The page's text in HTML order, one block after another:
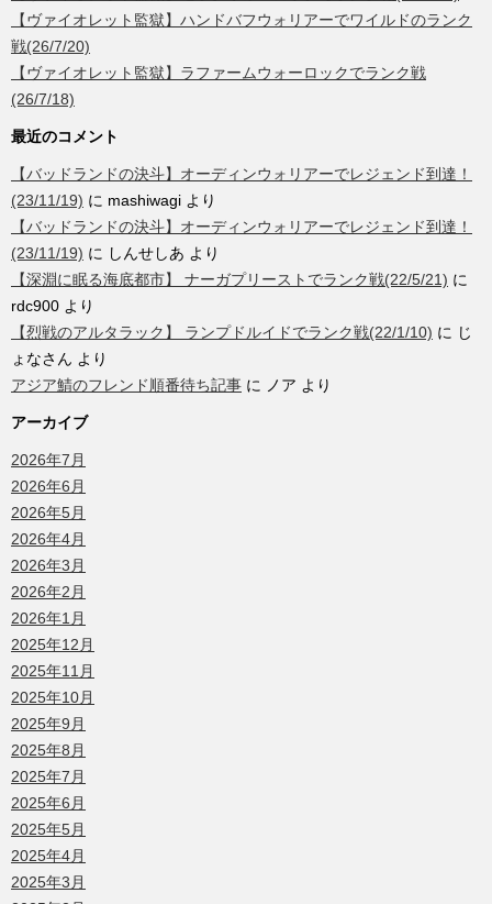
【ヴァイオレット監獄】ハンドバフウォリアーでワイルドのランク
戦(26/7/20)
【ヴァイオレット監獄】ラファームウォーロックでランク戦
(26/7/18)
最近のコメント
【バッドランドの決斗】オーディンウォリアーでレジェンド到達！
(23/11/19) に mashiwagi より
【バッドランドの決斗】オーディンウォリアーでレジェンド到達！
(23/11/19) に しんせしあ より
【深淵に眠る海底都市】 ナーガプリーストでランク戦(22/5/21) に
rdc900 より
【烈戦のアルタラック】 ランプドルイドでランク戦(22/1/10) に じ
ょなさん より
アジア鯖のフレンド順番待ち記事 に ノア より
アーカイブ
2026年7月
2026年6月
2026年5月
2026年4月
2026年3月
2026年2月
2026年1月
2025年12月
2025年11月
2025年10月
2025年9月
2025年8月
2025年7月
2025年6月
2025年5月
2025年4月
2025年3月